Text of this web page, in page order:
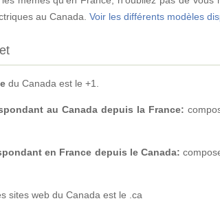
au Canada. Voir les différents modèles
du Canada est le +1.
au Canada depuis la France:
en France depuis le Canada:
sites web du Canada est le .ca